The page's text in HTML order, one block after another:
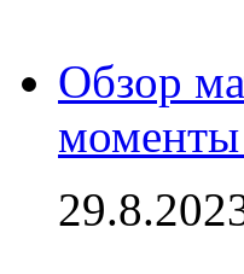
Обзор